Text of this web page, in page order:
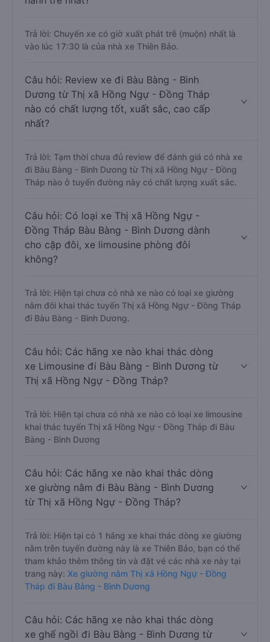
Trả lời: Chuyến xe có giờ xuất phát trễ (muộn) nhất là
vào lúc 17:30 là của nhà xe Thiên Bảo.
Câu hỏi: Review xe đi Bàu Bàng - Bình
Dương từ Thị xã Hồng Ngự - Đồng Tháp
nào có chất lượng tốt, xuất sắc, cao cấp
nhất?
Trả lời: Tạm thời chưa đủ review để đánh giá có nhà xe
đi Bàu Bàng - Bình Dương từ Thị xã Hồng Ngự - Đồng
Tháp nào ở tuyến đường này có chất lượng xuất sắc.
Câu hỏi: Có loại xe Thị xã Hồng Ngự -
Đồng Tháp Bàu Bàng - Bình Dương dành
cho cặp đôi, xe limousine phòng đôi
không?
Trả lời: Hiện tại chưa có nhà xe nào có loại xe giường
nằm đôi khai thác tuyến Thị xã Hồng Ngự - Đồng Tháp
đi Bàu Bàng - Bình Dương.
Câu hỏi: Các hãng xe nào khai thác dòng
xe Limousine đi Bàu Bàng - Bình Dương từ
Thị xã Hồng Ngự - Đồng Tháp?
Trả lời: Hiện tại chưa có nhà xe nào có loại xe limousine
khai thác tuyến Thị xã Hồng Ngự - Đồng Tháp đi Bàu
Bàng - Bình Dương
Câu hỏi: Các hãng xe nào khai thác dòng
xe giường nằm đi Bàu Bàng - Bình Dương
từ Thị xã Hồng Ngự - Đồng Tháp?
Trả lời: Hiện tại có 1 hãng xe khai thác dòng xe giường
nằm trên tuyến đường này là xe Thiên Bảo, bạn có thể
tham khảo thêm thông tin và đặt vé các nhà xe này tại
trang này: Xe giường nằm Thị xã Hồng Ngự - Đồng
Tháp đi Bàu Bàng - Bình Dương
Câu hỏi: Các hãng xe nào khai thác dòng
xe ghế ngồi đi Bàu Bàng - Bình Dương từ